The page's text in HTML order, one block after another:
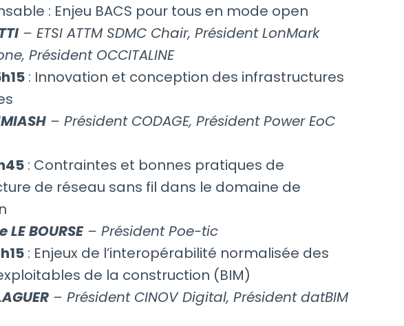
: Enjeu BACS pour tous en mode open
– ETSI ATTM SDMC Chair, Président LonMark
Président OCCITALINE
: Innovation et conception des infrastructures
– Président CODAGE, Président Power EoC
: Contraintes et bonnes pratiques de
de réseau sans fil dans le domaine de
BOURSE– Président Poe-tic
: Enjeux de l’interopérabilité normalisée des
de la construction (BIM)
– Président CINOV Digital, Président datBIM